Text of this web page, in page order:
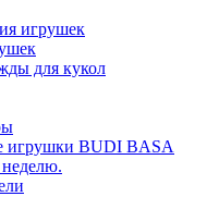
игрушек
для кукол
игрушки BUDI BASA
неделю.